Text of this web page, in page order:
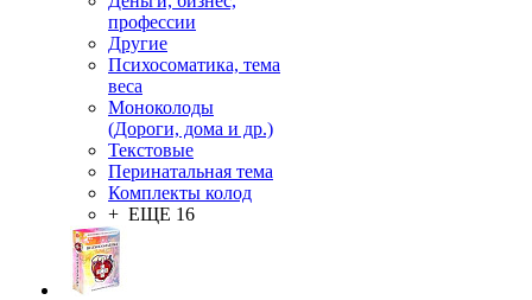
профессии
Другие
Психосоматика, тема
веса
Моноколоды
(Дороги, дома и др.)
Текстовые
Перинатальная тема
Комплекты колод
+ ЕЩЕ 16